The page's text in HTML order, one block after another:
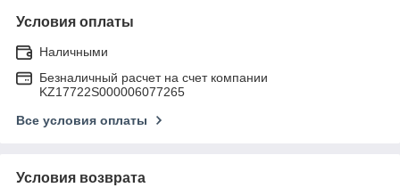
Условия оплаты
Наличными
Безналичный расчет на счет компании
KZ17722S000006077265
Все условия оплаты
Условия возврата